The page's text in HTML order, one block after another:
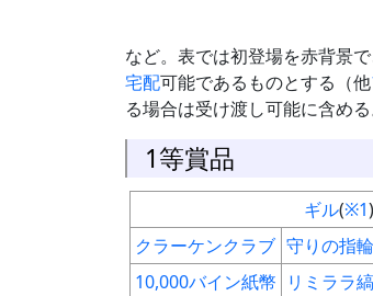
など。表では初登場を赤背景で
宅配可能であるものとする（他
る場合は受け渡し可能に含める
1等賞品
ギル(※1)
クラーケンクラブ 守りの指輪
10,000バイン紙幣 リミララ